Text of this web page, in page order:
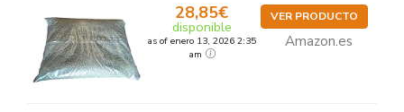
28,85€
disponible
as of enero 13, 2026 2:35
am
VER PRODUCTO
Amazon.es